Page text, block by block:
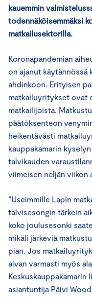
kauemmin
todennäköisemmäksi
matkailusektorilla.
Koronapandemian
on ajanut käytännössä
ahdinkoon. Erityisen
matkailuyritykset ovat
matkailijoista.
päätöksenteon
heikentävästi
kauppakamarin
talvikauden
viimeisen neljän viikon
”Useimmille Lapin
talvisesongin tärkein
koko joulusesonki
mikäli järkeviä
pian. Jos
aivan varmasti myös
asiantuntija Päivi